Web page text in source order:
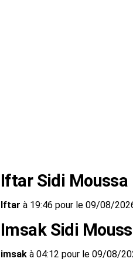
Iftar Sidi Moussa
Iftar à 19:46 pour le 09/08/
Imsak Sidi
imsak à 04:12 pour le 09/08/